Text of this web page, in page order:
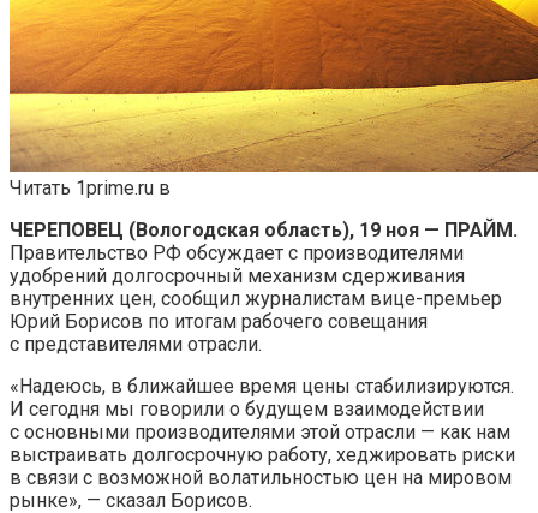
Читать 1prime.ru в
ЧЕРЕПОВЕЦ (Вологодская область), 19 ноя — ПРАЙМ.
Правительство РФ обсуждает с производителями
удобрений долгосрочный механизм сдерживания
внутренних цен, сообщил журналистам вице-премьер
Юрий Борисов по итогам рабочего совещания
с представителями отрасли.
«Надеюсь, в ближайшее время цены стабилизируются.
И сегодня мы говорили о будущем взаимодействии
с основными производителями этой отрасли — как нам
выстраивать долгосрочную работу, хеджировать риски
в связи с возможной волатильностью цен на мировом
рынке», — сказал Борисов.